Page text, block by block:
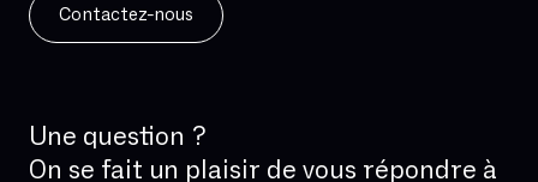
Contactez-nous
Une question ?
On se fait un plaisir de vous répondre à